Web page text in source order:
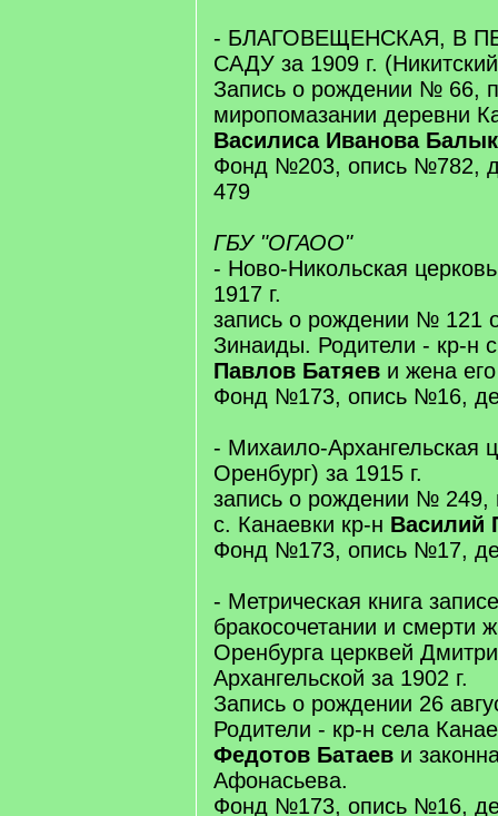
- БЛАГОВЕЩЕНСКАЯ, В
САДУ за 1909 г.
Запись о рождении № 66,
миропомазании деревни
Василиса Иванова
Фонд №203, опись №782,
479
ГБУ "ОГАОО"
- Ново-Никольская
1917 г.
запись о рождении № 121
Зинаиды. Родители - кр-н
Павлов Батяев и жена
Фонд №173, опись №16,
- Михаило-Архангельская
Оренбург) за 1915 г.
запись о рождении № 249,
с. Канаевки кр-н Василий
Фонд №173, опись №17,
- Метрическая книга
бракосочетании и смерти
Оренбурга церквей
Архангельской за 1902 г.
Запись о рождении 26
Родители - кр-н села
Федотов Батаев и
Афонасьева.
Фонд №173, опись №16,